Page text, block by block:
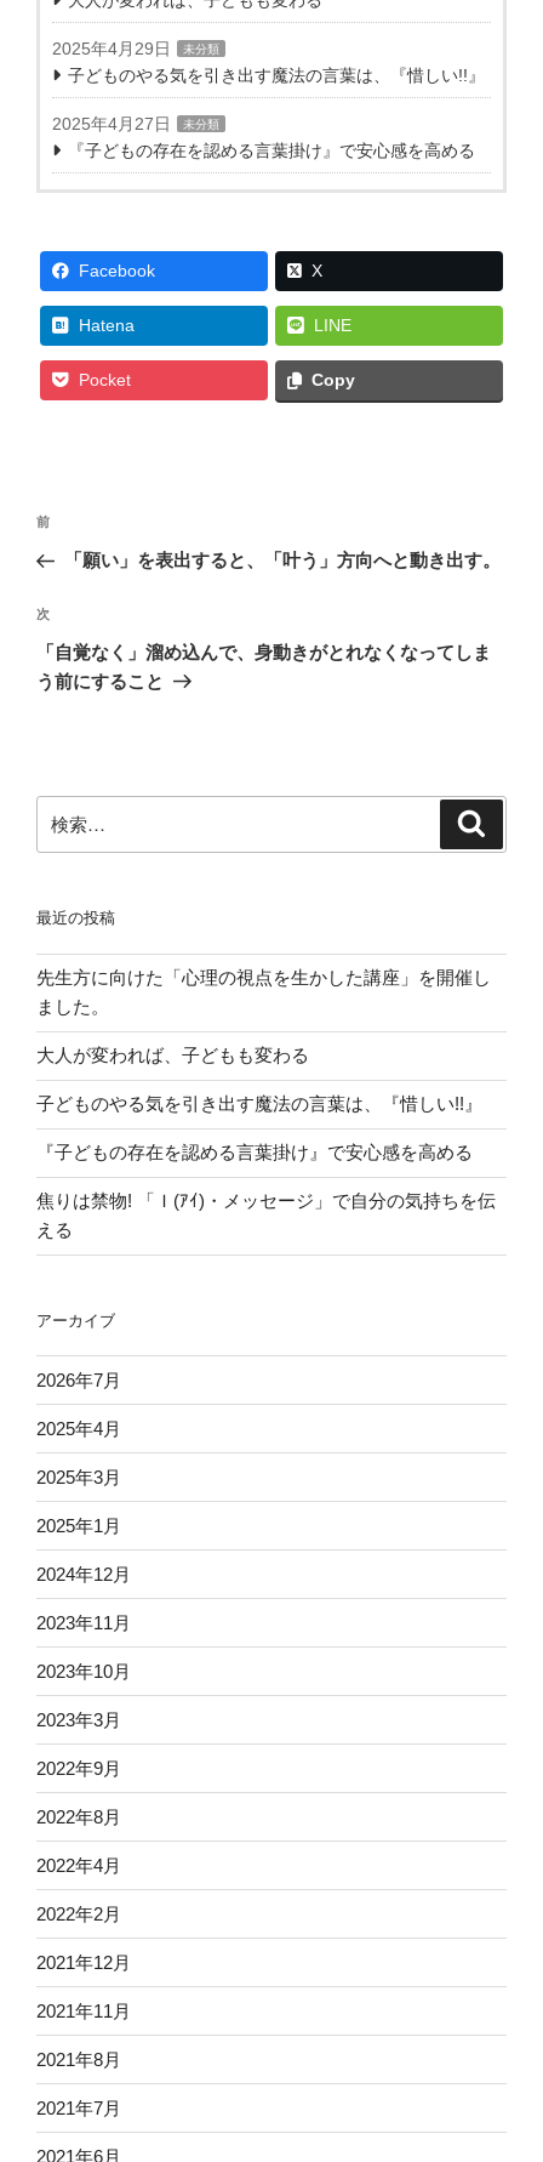
2025年4月29日 未分類
子どものやる気を引き出す魔法の言葉は、『惜しい!!』
2025年4月27日 未分類
『子どもの存在を認める言葉掛け』で安心感を高める
Facebook X
Hatena LINE
Pocket Copy
投
ナ
ビ
ゲ
ー
前
の
稿
前
「願い」を表出すると、「叶う」方向へと動き出す。
次
の
投
次
「自覚なく」溜め込んで、身動きがとれなくなってしま
う前にすること
索:
最近の投稿
先生方に向けた「心理の視点を生かした講座」を開催し
ました。
大人が変われば、子どもも変わる
子どものやる気を引き出す魔法の言葉は、『惜しい!!』
『子どもの存在を認める言葉掛け』で安心感を高める
焦りは禁物! 「Ｉ(ｱｲ)・メッセージ」で自分の気持ちを伝
える
アーカイブ
2026年7月
2025年4月
2025年3月
2025年1月
2024年12月
2023年11月
2023年10月
2023年3月
2022年9月
2022年8月
2022年4月
2022年2月
2021年12月
2021年11月
2021年8月
2021年7月
2021年6月